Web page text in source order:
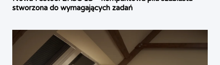
stworzona do wymagających zadań